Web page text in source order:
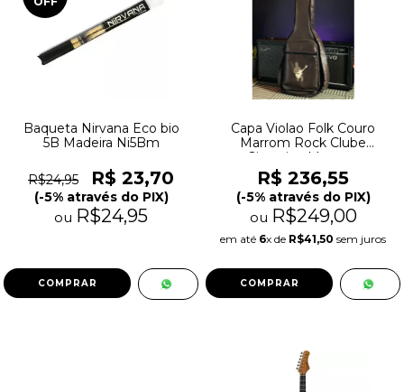
Baqueta Nirvana Eco bio
5B Madeira Ni5Bm
R$24,95 R$ 23,70
(-5% através do PIX)
ou R$24,95
Capa Violao Folk Couro
Marrom Rock Clube
Sintetico Marrom
R$ 236,55
(-5% através do PIX)
ou R$249,00
em até 6x de R$41,50 sem juros